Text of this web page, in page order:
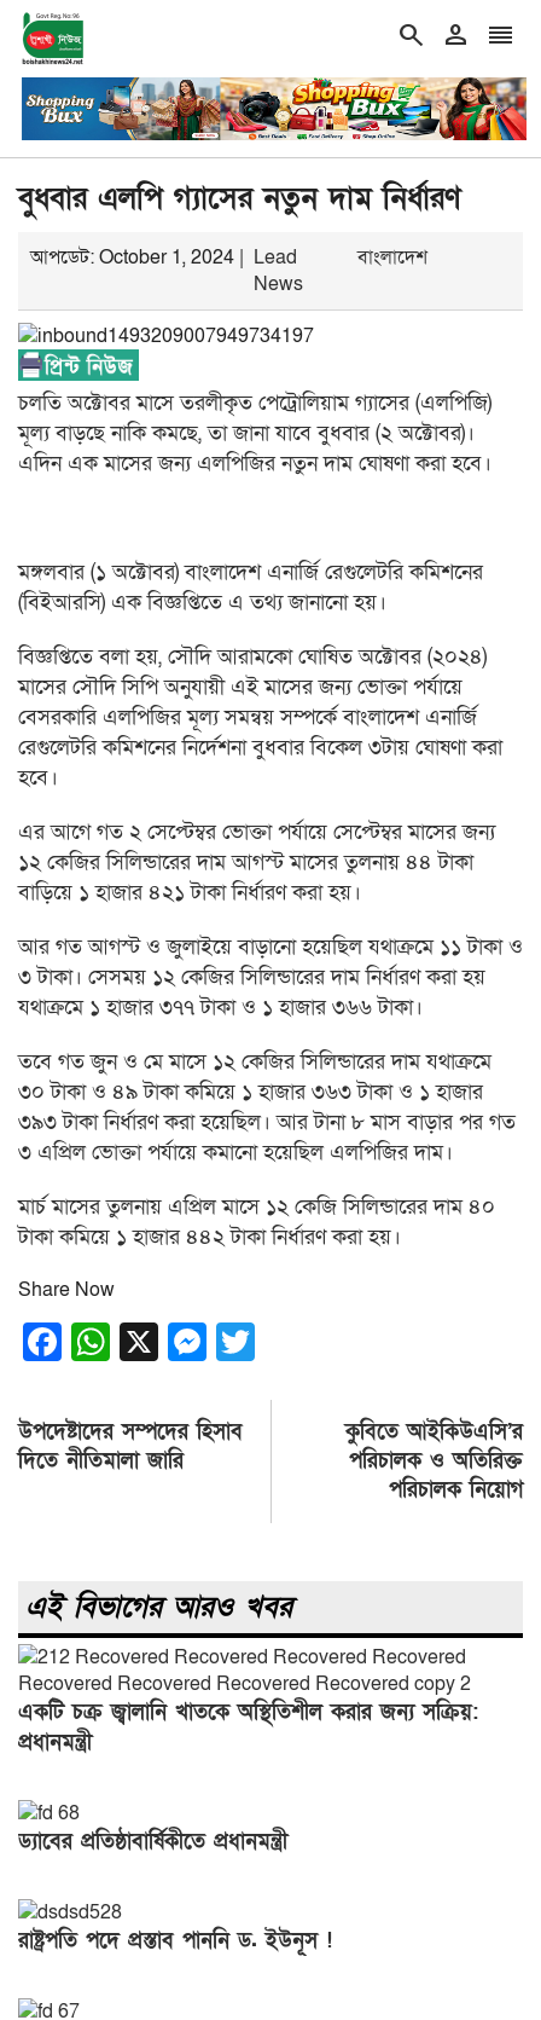
search person reorder
শিরোনাম
বেইমানি করেন জামায়াত আমির: রাশেদ খাঁন double_arrow‘এক দফা’
বুধবার এলপি গ্যাসের নতুন দাম নির্ধারণ
আপডেট: October 1, 2024 | Lead
News
বাংলাদেশ
চলতি অক্টোবর মাসে তরলীকৃত পেট্রোলিয়াম গ্যাসের (এলপিজি)
মূল্য বাড়ছে নাকি কমছে, তা জানা যাবে বুধবার (২ অক্টোবর)।
এদিন এক মাসের জন্য এলপিজির নতুন দাম ঘোষণা করা হবে।
মঙ্গলবার (১ অক্টোবর) বাংলাদেশ এনার্জি রেগুলেটরি কমিশনের
(বিইআরসি) এক বিজ্ঞপ্তিতে এ তথ্য জানানো হয়।
বিজ্ঞপ্তিতে বলা হয়, সৌদি আরামকো ঘোষিত অক্টোবর (২০২৪)
মাসের সৌদি সিপি অনুযায়ী এই মাসের জন্য ভোক্তা পর্যায়ে
বেসরকারি এলপিজির মূল্য সমন্বয় সম্পর্কে বাংলাদেশ এনার্জি
রেগুলেটরি কমিশনের নির্দেশনা বুধবার বিকেল ৩টায় ঘোষণা করা
হবে।
এর আগে গত ২ সেপ্টেম্বর ভোক্তা পর্যায়ে সেপ্টেম্বর মাসের জন্য
১২ কেজির সিলিন্ডারের দাম আগস্ট মাসের তুলনায় ৪৪ টাকা
বাড়িয়ে ১ হাজার ৪২১ টাকা নির্ধারণ করা হয়।
আর গত আগস্ট ও জুলাইয়ে বাড়ানো হয়েছিল যথাক্রমে ১১ টাকা ও
৩ টাকা। সেসময় ১২ কেজির সিলিন্ডারের দাম নির্ধারণ করা হয়
যথাক্রমে ১ হাজার ৩৭৭ টাকা ও ১ হাজার ৩৬৬ টাকা।
তবে গত জুন ও মে মাসে ১২ কেজির সিলিন্ডারের দাম যথাক্রমে
৩০ টাকা ও ৪৯ টাকা কমিয়ে ১ হাজার ৩৬৩ টাকা ও ১ হাজার
৩৯৩ টাকা নির্ধারণ করা হয়েছিল। আর টানা ৮ মাস বাড়ার পর গত
৩ এপ্রিল ভোক্তা পর্যায়ে কমানো হয়েছিল এলপিজির দাম।
মার্চ মাসের তুলনায় এপ্রিল মাসে ১২ কেজি সিলিন্ডারের দাম ৪০
টাকা কমিয়ে ১ হাজার ৪৪২ টাকা নির্ধারণ করা হয়।
Share Now
Facebook
WhatsApp
X Messenger
Post
navigation
উপদেষ্টাদের সম্পদের হিসাব
দিতে নীতিমালা জারি
কুবিতে আইকিউএসি’র
পরিচালক ও অতিরিক্ত
পরিচালক নিয়োগ
এই বিভাগের আরও খবর
একটি চক্র জ্বালানি খাতকে অস্থিতিশীল করার জন্য সক্রিয়:
প্রধানমন্ত্রী
ড্যাবের প্রতিষ্ঠাবার্ষিকীতে প্রধানমন্ত্রী
রাষ্ট্রপতি পদে প্রস্তাব পাননি ড. ইউনূস !